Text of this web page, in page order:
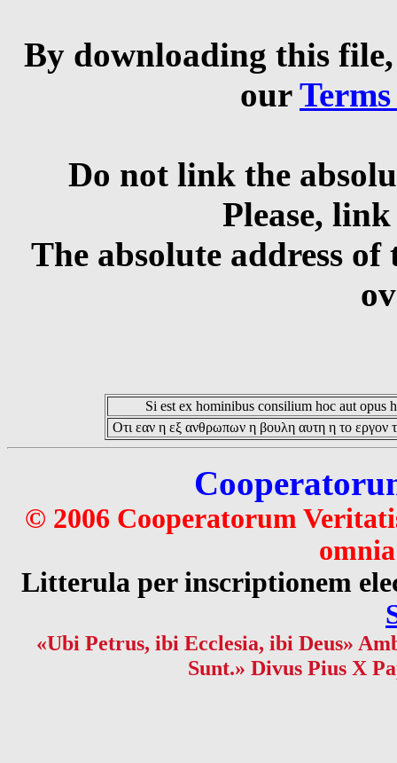
By downloading this
our
Do not link the
Please,
The absolute address
Si est ex hominibus consilium hoc aut opus
Οτι εαν η εξ ανθρωπων η βουλη αυτη η το εργον
© 2006 Cooperatorum
Litterula per inscriptionem
«Ubi Petrus, ibi Ecclesia, ibi Deus»
Sunt.» Divus Pius X